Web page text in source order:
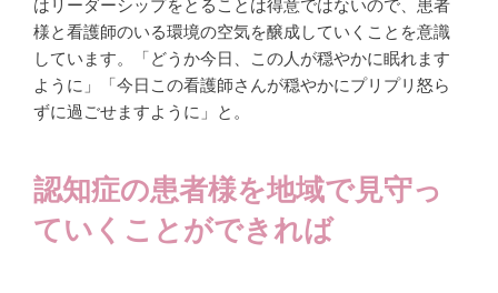
はリーダーシップをとることは得意ではないので、患者
様と看護師のいる環境の空気を醸成していくことを意識
しています。「どうか今日、この人が穏やかに眠れます
ように」「今日この看護師さんが穏やかにプリプリ怒ら
ずに過ごせますように」と。
認知症の患者様を地域で見守っ
ていくことができれば